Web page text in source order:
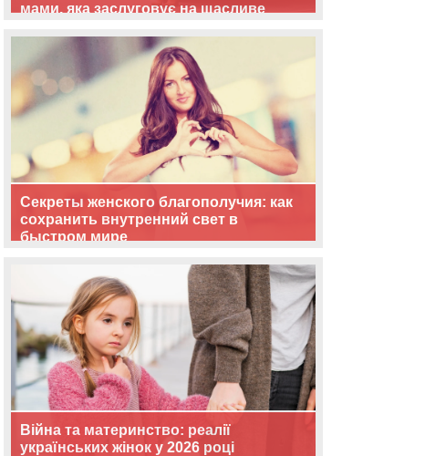
мами, яка заслуговує на щасливе
Секреты женского благополучия: как
сохранить внутренний свет в
быстром мире
Війна та материнство: реалії
українських жінок у 2026 році